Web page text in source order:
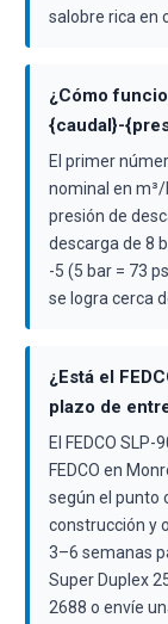
salobre rica en
¿Cómo
{caudal}-
El primer
nominal en
presión de
descarga de 8
-5 (5 bar = 73
se logra cerca
¿Está el
plazo de
El FEDCO
FEDCO en
según el punto
construcción y
3–6 semanas
Super Duplex
2688 o envíe